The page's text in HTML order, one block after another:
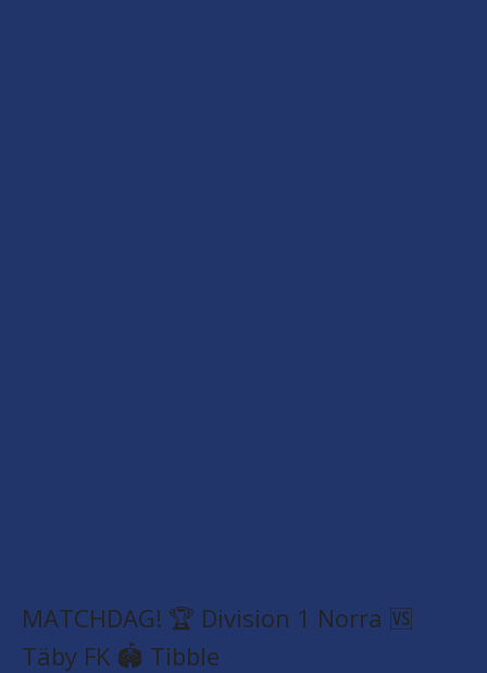
MATCHDAG! 🏆 Division 1 Norra 🆚
Täby FK 🏟️ Tibble